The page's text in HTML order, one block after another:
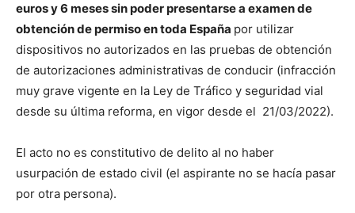
euros y 6 meses sin poder presentarse a examen de
obtención de permiso en toda España por utilizar
dispositivos no autorizados en las pruebas de obtención
de autorizaciones administrativas de conducir (infracción
muy grave vigente en la Ley de Tráfico y seguridad vial
desde su última reforma, en vigor desde el 21/03/2022).
El acto no es constitutivo de delito al no haber
usurpación de estado civil (el aspirante no se hacía pasar
por otra persona).